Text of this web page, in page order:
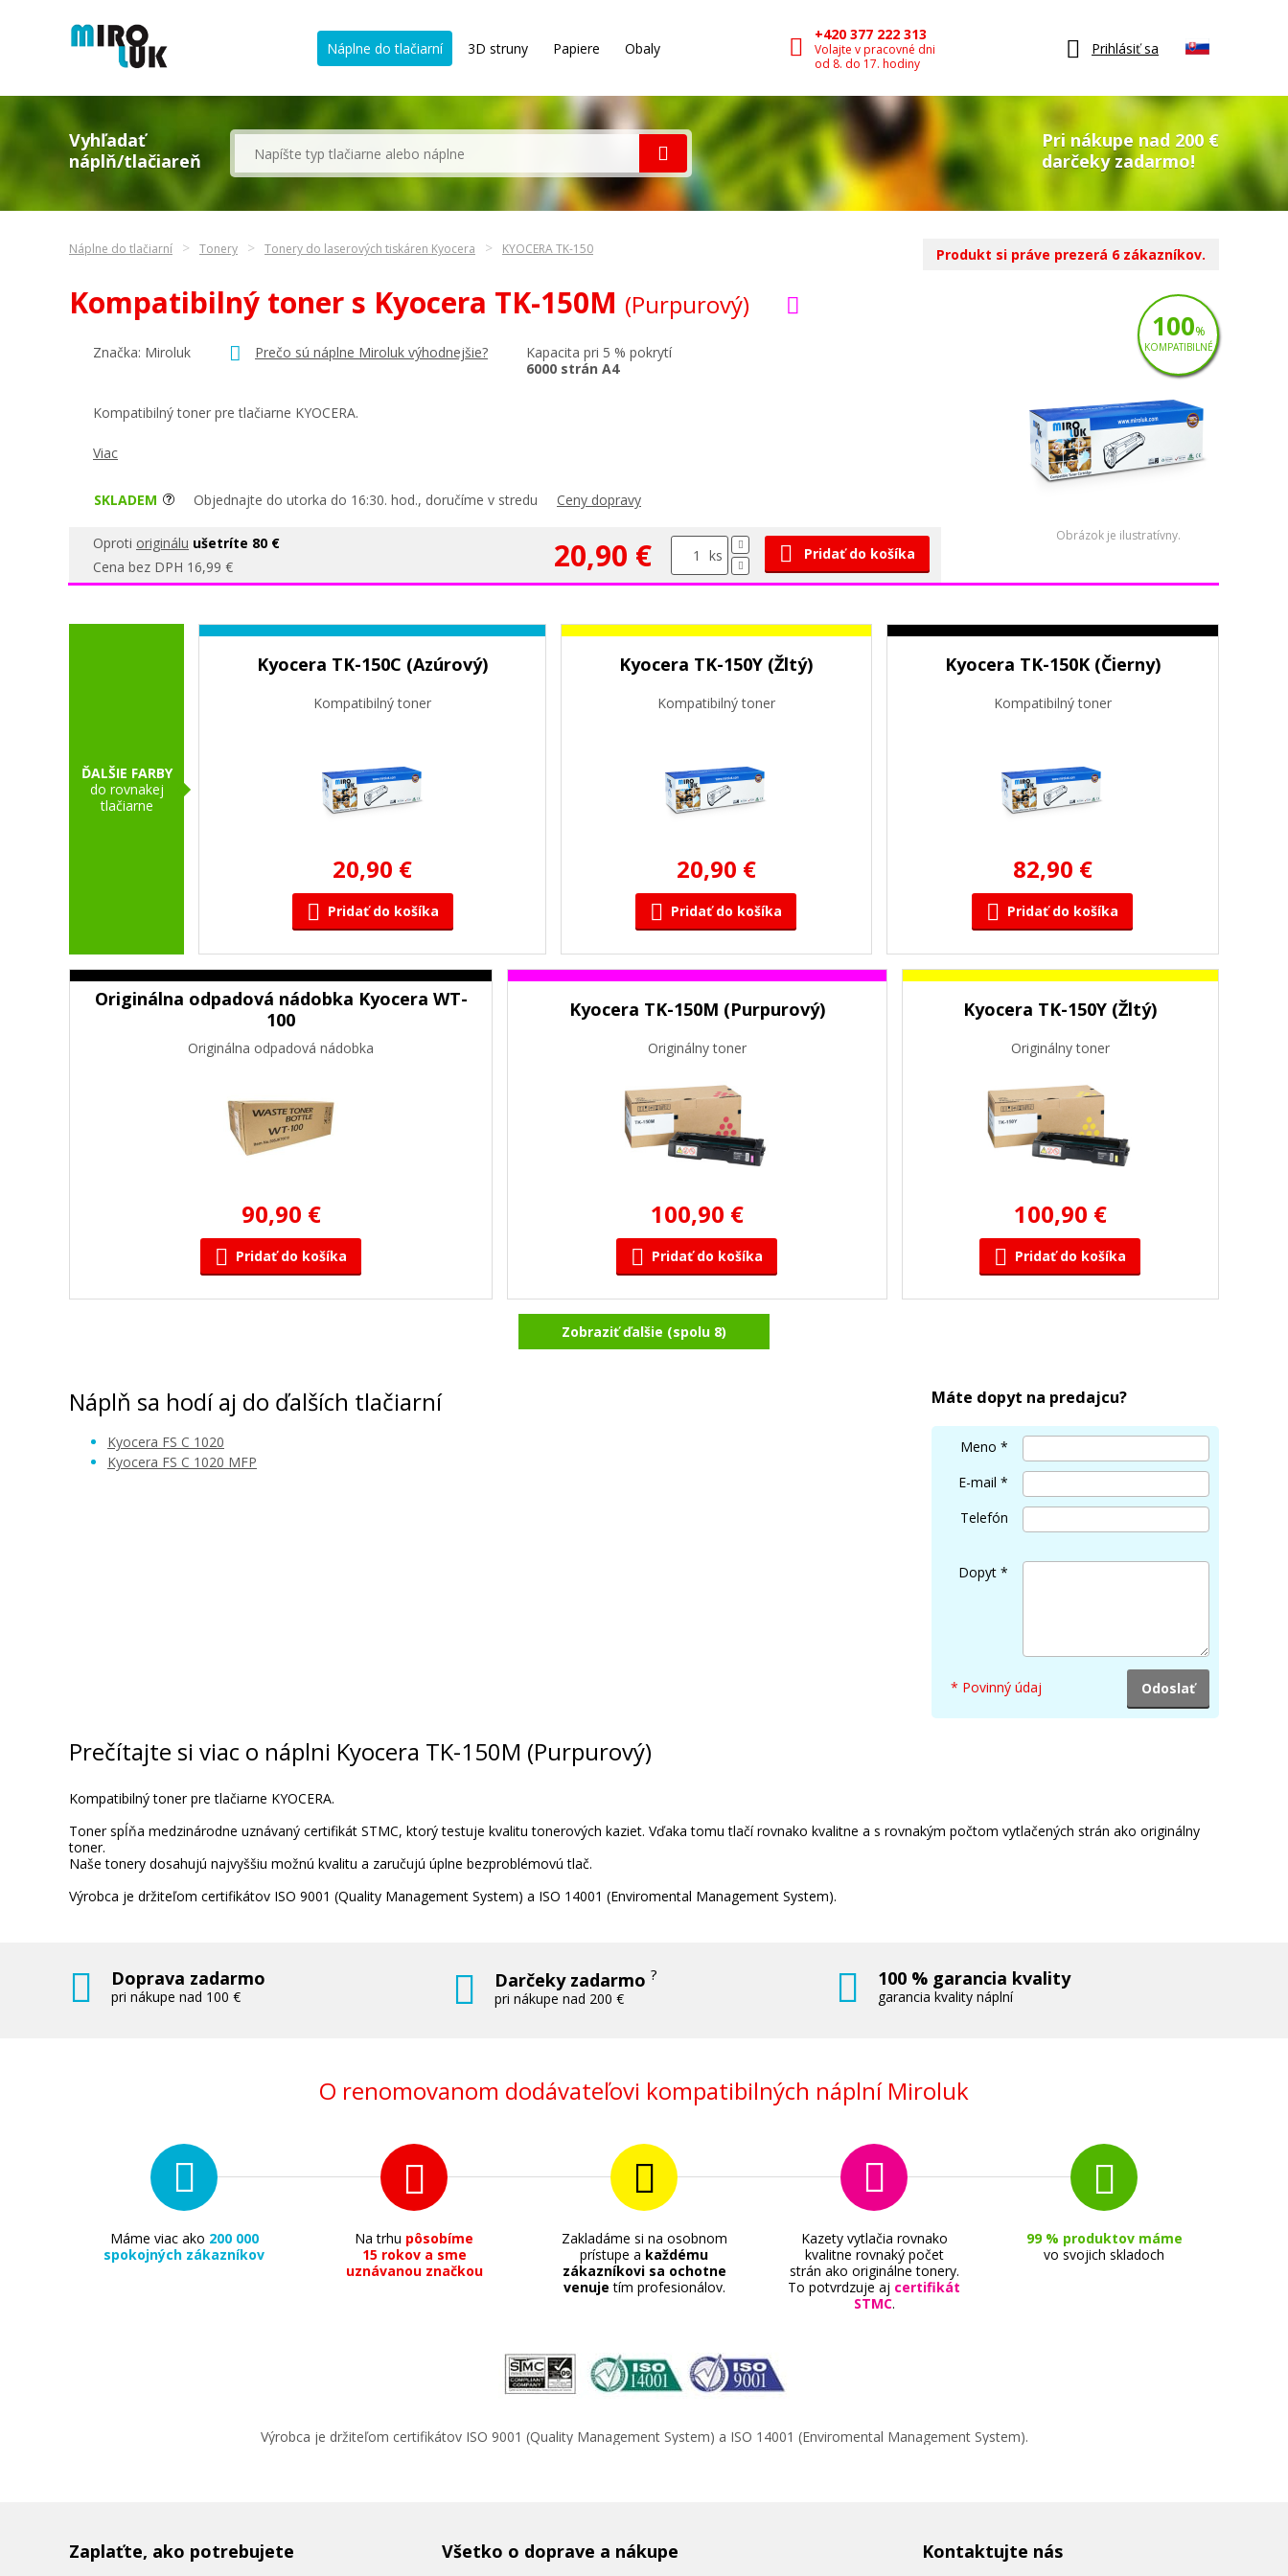
Náplne do tlačiarní 3D struny Papiere Obaly
+420 377 222 313
Volajte v pracovné dni
od 8. do 17. hodiny
Prihlásiť sa
Vyhľadať
náplň/tlačiareň
Pri nákupe nad 200 €
darčeky zadarmo!
Náplne do tlačiarní Tonery Tonery do laserových tiskáren Kyocera KYOCERA TK-150
Kompatibilný toner s Kyocera TK-150M (Purpurový)
Značka: Miroluk Prečo sú náplne Miroluk výhodnejšie?
Kapacita pri 5 % pokrytí
6000 strán A4
Kompatibilný toner pre tlačiarne KYOCERA.
Viac
SKLADEM Objednajte do utorka do 16:30. hod., doručíme v stredu Ceny dopravy
Oproti originálu ušetríte 80 €
Cena bez DPH 16,99 €
20,90 € ks Pridať do košíka
Obrázok je ilustratívny.
100%
KOMPATIBILNÉ
Produkt si práve prezerá 6 zákazníkov.
ĎALŠIE FARBY
do rovnakej
tlačiarne
Kyocera TK-150C (Azúrový)
Kompatibilný toner
20,90 €
Pridať do košíka
Kyocera TK-150Y (Žltý)
Kompatibilný toner
20,90 €
Pridať do košíka
Kyocera TK-150K (Čierny)
Kompatibilný toner
82,90 €
Pridať do košíka
Originálna odpadová nádobka Kyocera WT-
100
Originálna odpadová nádobka
90,90 €
Pridať do košíka
Kyocera TK-150M (Purpurový)
Originálny toner
100,90 €
Pridať do košíka
Kyocera TK-150Y (Žltý)
Originálny toner
100,90 €
Pridať do košíka
Originálny toner
Kyocera TK-150K (Čierny)
Zobraziť ďalšie (spolu 8)
Náplň sa hodí aj do ďalších tlačiarní
Kyocera FS C 1020
Kyocera FS C 1020 MFP
Máte dopyt na predajcu?
Meno *
E-mail *
Telefón
Dopyt *
* Povinný údaj
Prečítajte si viac o náplni Kyocera TK-150M (Purpurový)
Kompatibilný toner pre tlačiarne KYOCERA.
Toner spĺňa medzinárodne uznávaný certifikát STMC, ktorý testuje kvalitu tonerových kaziet. Vďaka tomu tlačí rovnako kvalitne a s rovnakým počtom vytlačených strán ako originálny
toner.
Naše tonery dosahujú najvyššiu možnú kvalitu a zaručujú úplne bezproblémovú tlač.
Výrobca je držiteľom certifikátov ISO 9001 (Quality Management System) a ISO 14001 (Enviromental Management System).
Doprava zadarmo
pri nákupe nad 100 €
Darčeky zadarmo?
pri nákupe nad 200 €
100 % garancia kvality
garancia kvality náplní
O renomovanom dodávateľovi kompatibilných náplní Miroluk
Máme viac ako 200 000
spokojných zákazníkov
Na trhu pôsobíme
15 rokov a sme
uznávanou značkou
Zakladáme si na osobnom
prístupe a každému
zákazníkovi sa ochotne
venuje tím profesionálov.
Kazety vytlačia rovnako
kvalitne rovnaký počet
strán ako originálne tonery.
To potvrdzuje aj certifikát
STMC.
99 % produktov máme
vo svojich skladoch
Výrobca je držiteľom certifikátov ISO 9001 (Quality Management System) a ISO 14001 (Enviromental Management System).
Zaplaťte, ako potrebujete Všetko o doprave a nákupe Kontaktujte nás